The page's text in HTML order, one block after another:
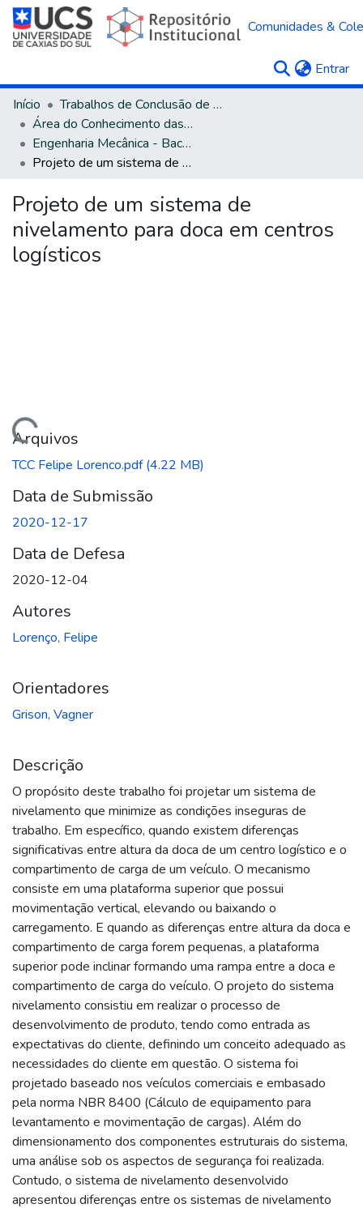
Comunidades &
Entrar
Início
Trabalhos de Conclusão de Curso
Área do Conhecimento das Engenharias
Engenharia Mecânica - Bacharelado
Projeto de um sistema de nivelamento para doca em centros logísticos
Projeto de um sistema de
nivelamento para doca em centros
logísticos
Arquivos
TCC Felipe Lorenco.pdf(4.22 MB)
Data de Submissão
2020-12-17
Data de Defesa
2020-12-04
Autores
Lorenço, Felipe
Orientadores
Grison, Vagner
Descrição
O propósito deste trabalho foi projetar um sistema de
nivelamento que minimize as condições inseguras de
trabalho. Em específico, quando existem diferenças
significativas entre altura da doca de um centro logístico e o
compartimento de carga de um veículo. O mecanismo
consiste em uma plataforma superior que possui
movimentação vertical, elevando ou baixando o
carregamento. E quando as diferenças entre altura da doca e
compartimento de carga forem pequenas, a plataforma
superior pode inclinar formando uma rampa entre a doca e
compartimento de carga do veículo. O projeto do sistema
nivelamento consistiu em realizar o processo de
desenvolvimento de produto, tendo como entrada as
expectativas do cliente, definindo um conceito adequado as
necessidades do cliente em questão. O sistema foi
projetado baseado nos veículos comerciais e embasado
pela norma NBR 8400 (Cálculo de equipamento para
levantamento e movimentação de cargas). Além do
dimensionamento dos componentes estruturais do sistema,
uma análise sob os aspectos de segurança foi realizada.
Contudo, o sistema de nivelamento desenvolvido
apresentou diferenças entre os sistemas de nivelamento